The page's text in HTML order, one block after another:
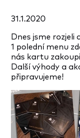
31.1.2020
Dnes jsme rozjeli
1 polední menu
nás kartu
Další výhody a
připravujeme!